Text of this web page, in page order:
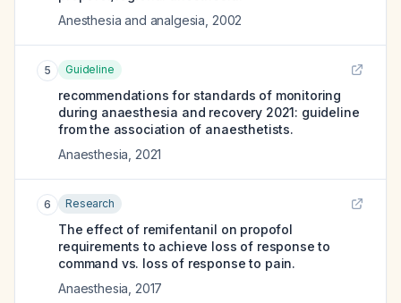
Anesthesia and analgesia 2002
5 Guideline
recommendations for standards of monitoring
during anaesthesia and recovery 2021: guideline
from the association of anaesthetists.
Anaesthesia 2021
6 Research
The effect of remifentanil on propofol
requirements to achieve loss of response to
command vs. loss of response to pain.
Anaesthesia 2017